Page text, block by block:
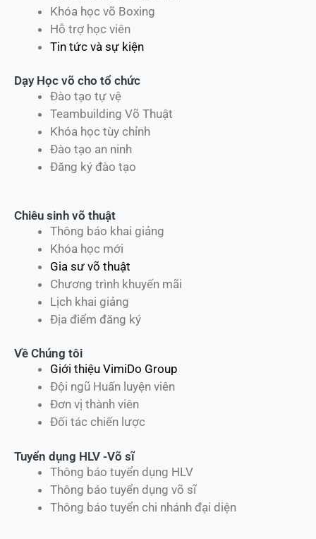
Khóa học võ Boxing
Hỗ trợ học viên
Tin tức và sự kiện
Dạy Học võ cho tổ chức
Đào tạo tự vệ
Teambuilding Võ Thuật
Khóa học tùy chỉnh
Đào tạo an ninh
Đăng ký đào tạo
Chiêu sinh võ thuật
Thông báo khai giảng
Khóa học mới
Gia sư võ thuật
Chương trình khuyến mãi
Lịch khai giảng
Địa điểm đăng ký
Về Chúng tôi
Giới thiệu VimiDo Group
Đội ngũ Huấn luyện viên
Đơn vị thành viên
Đối tác chiến lược
Tuyển dụng HLV -Võ sĩ
Thông báo tuyển dụng HLV
Thông báo tuyển dụng võ sĩ
Thông báo tuyển chi nhánh đại diện